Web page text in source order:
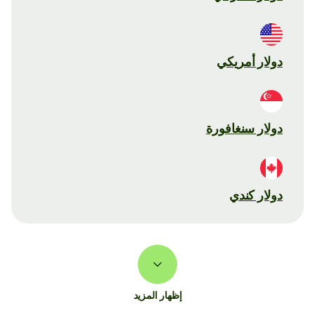
دولار أمريكي
دولار سنغافورة
دولار كندي
إظهار المزيد